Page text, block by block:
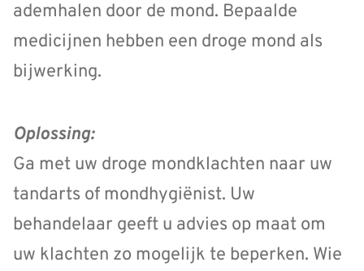
ademhalen door de mond. Bepaalde
medicijnen hebben een droge mond als
bijwerking.
Oplossing:
Ga met uw droge mondklachten naar uw
tandarts of mondhygiënist. Uw
behandelaar geeft u advies op maat om
uw klachten zo mogelijk te beperken. Wie